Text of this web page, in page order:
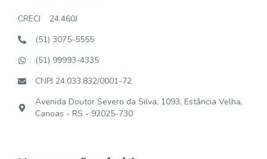
CRECI
24.460J
(51) 3075-5555
(51) 99993-4335
CNPJ 24.033.832/0001-72
Avenida Doutor Severo da Silva, 1093, Estância Velha,
Canoas - RS - 92025-730